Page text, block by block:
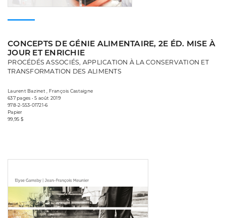
CONCEPTS DE GÉNIE ALIMENTAIRE, 2E ÉD. MISE À
JOUR ET ENRICHIE
PROCÉDÉS ASSOCIÉS, APPLICATION À LA CONSERVATION ET
TRANSFORMATION DES ALIMENTS
Laurent Bazinet , François Castaigne
637 pages • 5 août 2019
978-2-553-01721-6
Papier
99,95 $